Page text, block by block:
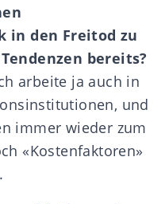
in den Freitod zu
bereits?
arbeite ja auch in
und
immer wieder zum
«Kostenfaktoren»